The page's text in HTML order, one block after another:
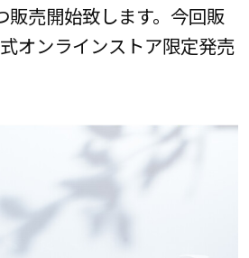
販売開始致します。今回販
オンラインストア限定発売